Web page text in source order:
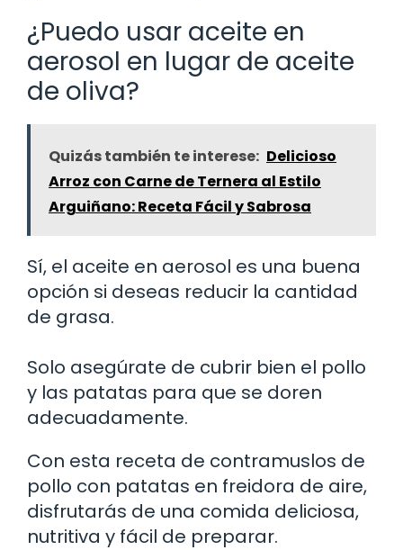
¿Puedo usar aceite en
aerosol en lugar de aceite
de oliva?
Quizás también te interese: Delicioso
Arroz con Carne de Ternera al Estilo
Arguiñano: Receta Fácil y Sabrosa
Sí, el aceite en aerosol es una buena
opción si deseas reducir la cantidad
de grasa.
Solo asegúrate de cubrir bien el pollo
y las patatas para que se doren
adecuadamente.
Con esta receta de contramuslos de
pollo con patatas en freidora de aire,
disfrutarás de una comida deliciosa,
nutritiva y fácil de preparar.